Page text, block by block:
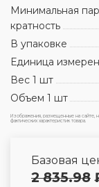
Минимальная
кратность
В упаковке
Единица
Вес 1 шт
Объем 1 шт
Изображения, размещенные на сайте,
фактических характеристик товара.
Базовая
2 835.98